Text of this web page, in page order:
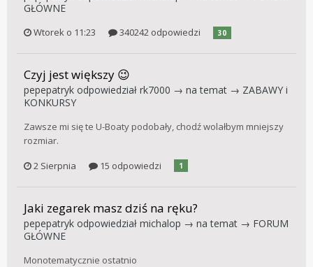
GŁÓWNE
Wtorek o 11:23 340242 odpowiedzi 30
Czyj jest większy 😉
pepepatryk odpowiedział rk7000 → na temat → ZABAWY i
KONKURSY
Zawsze mi się te U-Boaty podobały, chodź wolałbym mniejszy
rozmiar.
2 Sierpnia
15 odpowiedzi 1
Jaki zegarek masz dziś na ręku?
pepepatryk odpowiedział michalop → na temat → FORUM
GŁÓWNE
Monotematycznie ostatnio